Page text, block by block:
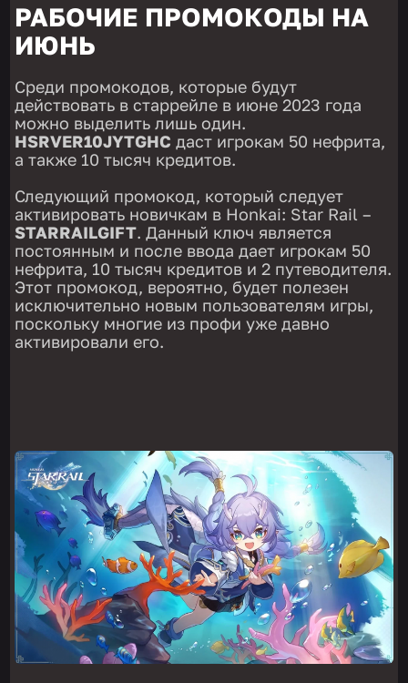
РАБОЧИЕ ПРОМОКОДЫ НА
ИЮНЬ
Среди промокодов, которые будут
действовать в старрейле в июне 2023 года
можно выделить лишь один.
HSRVER10JYTGHC даст игрокам 50 нефрита,
а также 10 тысяч кредитов.
Следующий промокод, который следует
активировать новичкам в Honkai: Star Rail –
STARRAILGIFT. Данный ключ является
постоянным и после ввода дает игрокам 50
нефрита, 10 тысяч кредитов и 2 путеводителя.
Этот промокод, вероятно, будет полезен
исключительно новым пользователям игры,
поскольку многие из профи уже давно
активировали его.